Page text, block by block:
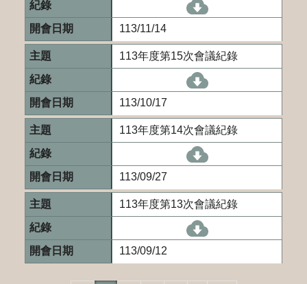
113/11/14
113年度第15次會議紀錄
113/10/17
113年度第14次會議紀錄
113/09/27
113年度第13次會議紀錄
113/09/12